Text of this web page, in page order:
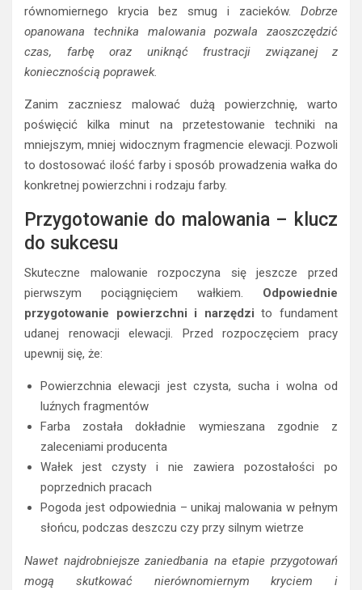
równomiernego krycia bez smug i zacieków. Dobrze
opanowana technika malowania pozwala zaoszczędzić
czas, farbę oraz uniknąć frustracji związanej z
koniecznością poprawek.
Zanim zaczniesz malować dużą powierzchnię, warto
poświęcić kilka minut na przetestowanie techniki na
mniejszym, mniej widocznym fragmencie elewacji. Pozwoli
to dostosować ilość farby i sposób prowadzenia wałka do
konkretnej powierzchni i rodzaju farby.
Przygotowanie do malowania – klucz
do sukcesu
Skuteczne malowanie rozpoczyna się jeszcze przed
pierwszym pociągnięciem wałkiem. Odpowiednie
przygotowanie powierzchni i narzędzi to fundament
udanej renowacji elewacji. Przed rozpoczęciem pracy
upewnij się, że:
Powierzchnia elewacji jest czysta, sucha i wolna od
luźnych fragmentów
Farba została dokładnie wymieszana zgodnie z
zaleceniami producenta
Wałek jest czysty i nie zawiera pozostałości po
poprzednich pracach
Pogoda jest odpowiednia – unikaj malowania w pełnym
słońcu, podczas deszczu czy przy silnym wietrze
Nawet najdrobniejsze zaniedbania na etapie przygotowań
mogą skutkować nierównomiernym kryciem i